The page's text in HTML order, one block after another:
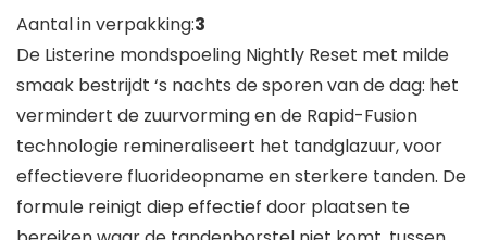
Aantal in verpakking:3
De Listerine mondspoeling Nightly Reset met milde
smaak bestrijdt ‘s nachts de sporen van de dag: het
vermindert de zuurvorming en de Rapid-Fusion
technologie remineraliseert het tandglazuur, voor
effectievere fluorideopname en sterkere tanden. De
formule reinigt diep effectief door plaatsen te